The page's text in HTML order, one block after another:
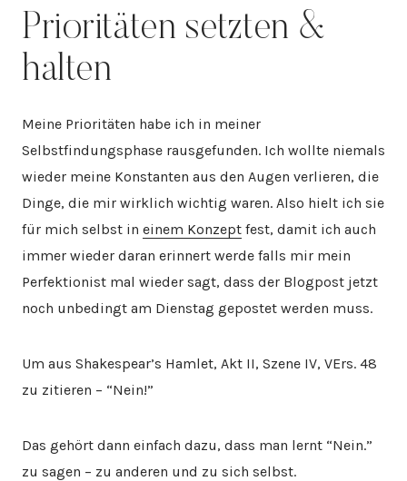
Prioritäten setzten &
halten
Meine Prioritäten habe ich in meiner
Selbstfindungsphase rausgefunden. Ich wollte niemals
wieder meine Konstanten aus den Augen verlieren, die
Dinge, die mir wirklich wichtig waren. Also hielt ich sie
für mich selbst in einem Konzept fest, damit ich auch
immer wieder daran erinnert werde falls mir mein
Perfektionist mal wieder sagt, dass der Blogpost jetzt
noch unbedingt am Dienstag gepostet werden muss.
Um aus Shakespear’s Hamlet, Akt II, Szene IV, VErs. 48
zu zitieren – “Nein!”
Das gehört dann einfach dazu, dass man lernt “Nein.”
zu sagen – zu anderen und zu sich selbst.